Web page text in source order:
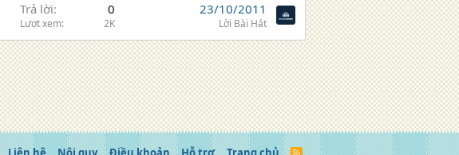
Trả lời 0
Lượt xem 2K
23/10/2011
Lời Bài Hát
R